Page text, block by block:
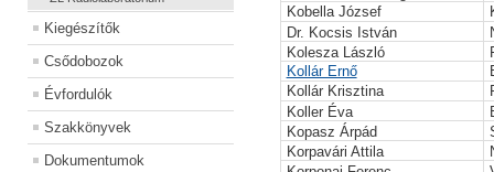
Kiegészítők
Csődobozok
Évfordulók
Szakkönyvek
Dokumentumok
Kobella József
Dr. Kocsis István
Kolesza László
Kollár Ernő
Kollár Krisztina
Koller Éva
Kopasz Árpád
Korpavári Attila